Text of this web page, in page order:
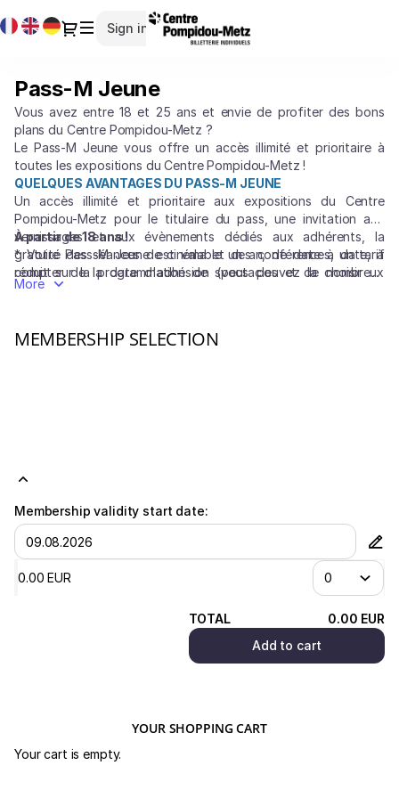
Current
Dialog
Sign in Register
selection
Jeune]
Centre
Pompidou-
Metz
Pass-
M
Jeune
Pass-M Jeune
Vous avez entre 18 et 25 ans et envie de profiter des bons
plans du Centre Pompidou-Metz ?
Le Pass-M Jeune vous offre un accès illimité et prioritaire à
toutes les expositions du Centre Pompidou-Metz !
QUELQUES AVANTAGES DU PASS-M JEUNE
Un accès illimité et prioritaire aux expositions du Centre
Pompidou-Metz pour le titulaire du pass, une invitation aux
vernissages et aux évènements dédiés aux adhérents, la
gratuité des séances de cinéma et des conférences, un tarif
réduit sur la programmation de spectacles et de nombreux
avantages au Centre Pompidou-Metz ou chez nos partenaires
À partir de 18 ans !
* Votre Pass-M Jeune est valable un an, de date à date, à
compter de la date d'adhésion (vous pouvez la choisir ci-
après).
More
MEMBERSHIP SELECTION
Membership validity start date:
0.00 EUR
TOTAL 0.00 EUR
Add to cart
YOUR SHOPPING CART
Your cart is empty.
Cookies management panel
Cookies management panel